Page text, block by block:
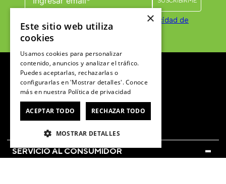
-
25%
JIBBITZ LETRA F TINY
FRIENDSHIP BLANCO CROCS
$3990$2990
VER PRODUCTO
JIBBITZ LETRA K BLANCO
CROCS
VER PRODUCTO
×
Este sitio web utiliza
cookies
Usamos cookies para personalizar
contenido, anuncios y analizar el tráfico.
Puedes aceptarlas, rechazarlas o
configurarlas en 'Mostrar detalles'. Conoce
más en nuestra Política de privacidad
ACEPTAR TODO RECHAZAR TODO
MOSTRAR DETALLES